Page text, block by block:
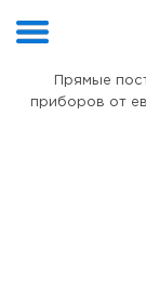
Прямые
приборов от